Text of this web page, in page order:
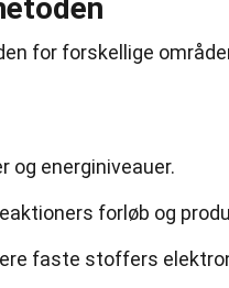
for forskellige
og energiniveauer.
forløb og
faste stoffers